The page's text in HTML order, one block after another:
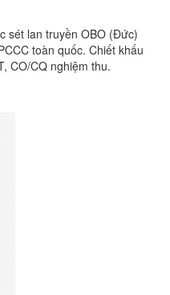
sét lan truyền OBO (Đức)
toàn quốc. Chiết khấu
CO/CQ nghiệm thu.